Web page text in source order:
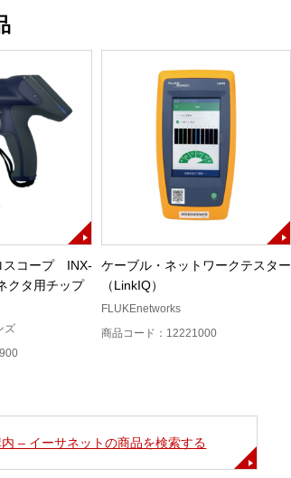
スコープ INX-
タ用チップ
ズ
ケーブル・ネットワークテスター
（LinkIQ）
FLUKEnetworks
商品コード：12221000
– イーサネットの商品を検索する